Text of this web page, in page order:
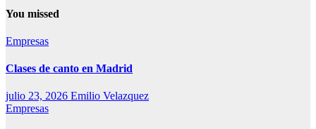
You missed
Empresas
Clases de canto en Madrid
julio 23, 2026 Emilio Velazquez
Empresas